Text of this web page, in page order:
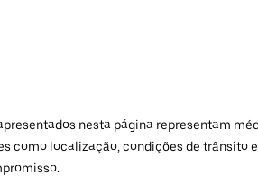
nesta página representam
como localização, condições de trânsito